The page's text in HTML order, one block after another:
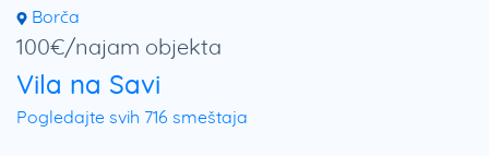
Borča
100€/najam objekta
Vila na Savi
Pogledajte svih 716 smeštaja